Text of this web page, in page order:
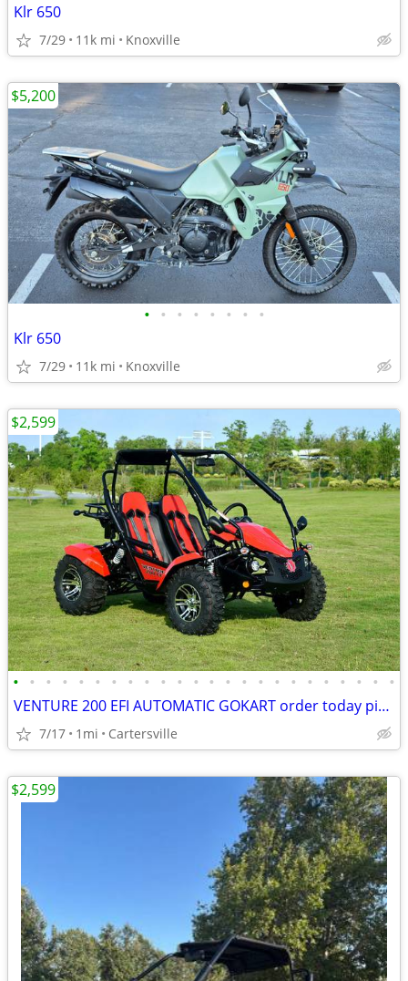
Klr 650
7/29 11k mi Knoxville
• • • • • • • •
Klr 650
7/29 11k mi Knoxville
$5,200
• • • • • • • • • • • • • • • • • • • • • • • •
VENTURE 200 EFI AUTOMATIC GOKART order today pick up same day
7/17 1mi Cartersville
$2,599
$2,599